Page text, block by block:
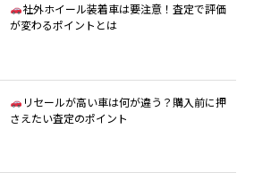
社外ホイール装着車は要注意！査定で評価
が変わるポイントとは
リセールが高い車は何が違う？購入前に押
さえたい査定のポイント